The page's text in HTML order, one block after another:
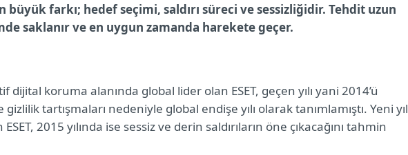
büyük farkı; hedef seçimi, saldırı süreci ve sessizliğidir. Tehdit uzun
saklanır ve en uygun zamanda harekete geçer.
dijital koruma alanında global lider olan ESET, geçen yılı yani 2014’ü
tartışmaları nedeniyle global endişe yılı olarak tanımlamıştı. Yeni
2015 yılında ise sessiz ve derin saldırıların öne çıkacağını tahmin